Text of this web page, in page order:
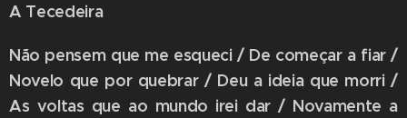
A Tecedeira
Não pensem que me esqueci / De começar a fiar /
Novelo que por quebrar / Deu a ideia que morri /
As voltas que ao mundo irei dar / Novamente a